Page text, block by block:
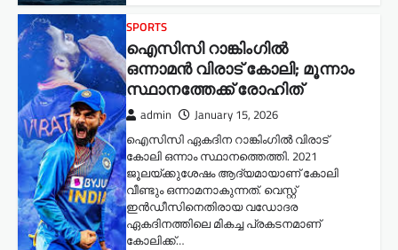
SPORTS
ഐസിസി റാങ്കിംഗിൽ
ഒന്നാമൻ വിരാട് കോലി; മൂന്നാം
സ്ഥാനത്തേക്ക് രോഹിത്
admin January 15, 2026
ഐസിസി ഏകദിന റാങ്കിംഗിൽ വിരാട്
കോലി ഒന്നാം സ്ഥാനത്തെത്തി. 2021
ജൂലയ്ക്കുശേഷം ആദ്യമായാണ് കോലി
വീണ്ടും ഒന്നാമനാകുന്നത്. വെസ്റ്റ്
ഇൻഡീസിനെതിരായ വഡോദര
ഏകദിനത്തിലെ മികച്ച പ്രകടനമാണ്
കോലിക്ക്…